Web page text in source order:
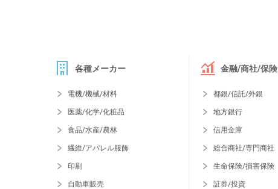
各種メーカー
電機/機械/材料
医薬/化学/化粧品
食品/水産/農林
繊維/アパレル服飾
印刷
自動車販売
金融/商社/保険
都銀/信託/外銀
地方銀行
信用金庫
総合商社/専門商社
生命保険/損害保険
証券/投資